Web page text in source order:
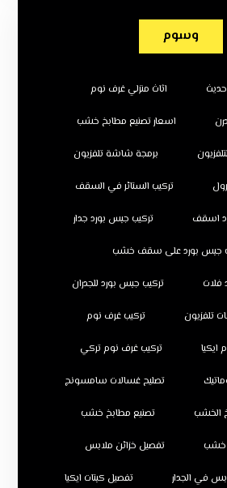
وسوم
اثاث منزلي غرف نوم
اسعار تصنيع مطابخ خشب
برمجة شاشة تلفزيون
تركيب الستائر في السقف
اسقف تركيب جبس بورد جدار
جبس بورد على سقف خشب
فلات تركيب جبس بورد للجدران
تلفزيون تركيب غرف نوم
ايكيا تركيب غرف نوم تركي
تصليح غسالات سامسونج
الخشب تصنيع مطابخ خشب
خشب تفصيل خزائن ملابس
في الجدار تفصيل كبتات ايكيا